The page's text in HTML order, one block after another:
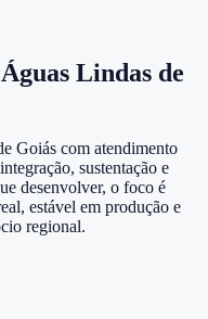
Lindas de
Goiás com atendimento
sustentação e
desenvolver, o foco é
estável em produção e
regional.